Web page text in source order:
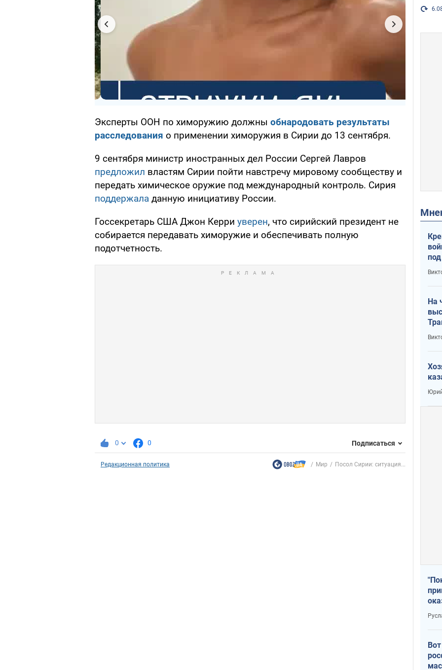
Эксперты ООН по химоружию должны обнародовать результаты
расследования о применении химоружия в Сирии до 13 сентября.
9 сентября министр иностранных дел России Сергей Лавров
предложил властям Сирии пойти навстречу мировому сообществу и
передать химическое оружие под международный контроль. Сирия
поддержала данную инициативу России.
Госсекретарь США Джон Керри уверен, что сирийский президент не
собирается передавать химоружие и обеспечивать полную
подотчетность.
0 0 Подписаться
Редакционная политика Мир Посол Сирии: ситуация...
На